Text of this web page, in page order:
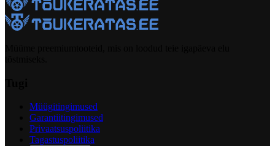
Müügitingimused
Garantiitingimused
Privaatsuspoliitika
Tagastuspoliitika